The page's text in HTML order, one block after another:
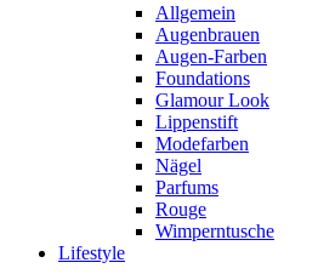
Allgemein
Augenbrauen
Augen-Farben
Foundations
Glamour Look
Lippenstift
Modefarben
Nägel
Parfums
Rouge
Wimperntusche
Lifestyle